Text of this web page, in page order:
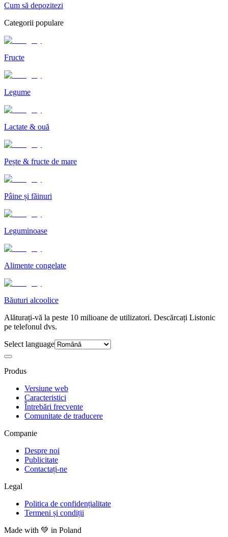
Cum să depozitezi
Categorii populare
Fructe
Legume
Lactate & ouă
Pește & fructe de mare
Pâine și făinuri
Leguminoase
Alimente congelate
Băuturi alcoolice
Alăturați-vă la peste 10 milioane de utilizatori. Descărcați Listonic
pe telefonul dvs.
Select language
Produs
Versiune web
Caracteristici
Întrebări frecvente
Comunitate de traducere
Companie
Despre noi
Publicitate
Contactați-ne
Legal
Politica de confidențialitate
Termeni și condiții
Made with 💚 in Poland